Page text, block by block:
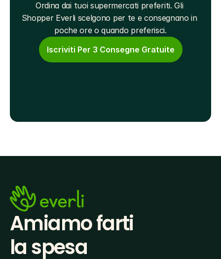
Ordina dai tuoi supermercati preferiti. Gli
Shopper Everli scelgono per te e consegnano in
poche ore o quando preferisci.
Iscriviti Per 3 Consegne Gratuite
Amiamo farti
la spesa